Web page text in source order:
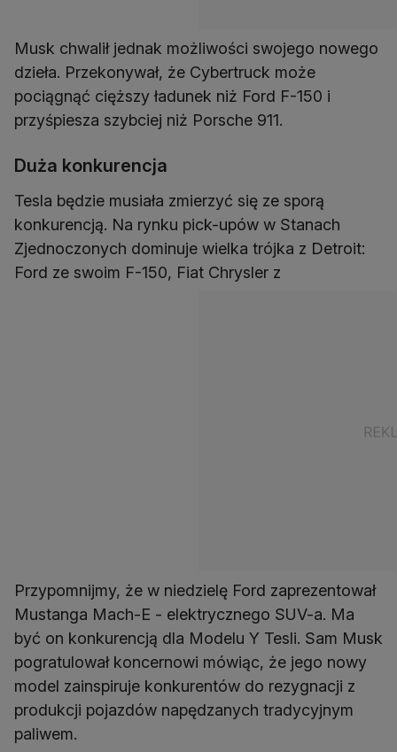
Musk chwalił jednak możliwości swojego nowego
dzieła. Przekonywał, że Cybertruck może
pociągnąć cięższy ładunek niż Ford F-150 i
przyśpiesza szybciej niż Porsche 911.
Duża konkurencja
Tesla będzie musiała zmierzyć się ze sporą
konkurencją. Na rynku pick-upów w Stanach
Zjednoczonych dominuje wielka trójka z Detroit:
Ford ze swoim F-150, Fiat Chrysler z
Przypomnijmy, że w niedzielę Ford zaprezentował
Mustanga Mach-E - elektrycznego SUV-a. Ma
być on konkurencją dla Modelu Y Tesli. Sam Musk
pogratulował koncernowi mówiąc, że jego nowy
model zainspiruje konkurentów do rezygnacji z
produkcji pojazdów napędzanych tradycyjnym
paliwem.